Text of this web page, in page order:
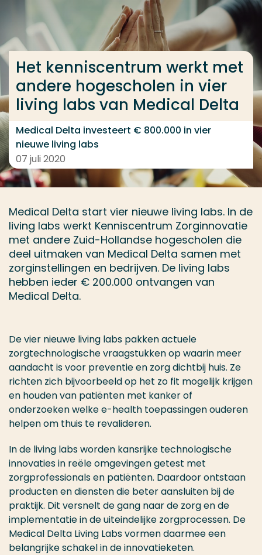
Ga direct naar de content
... > Living Labs Medical Delta
Het kenniscentrum werkt met
andere hogescholen in vier
living labs van Medical Delta
Medical Delta investeert € 800.000 in vier
nieuwe living labs
07 juli 2020
Medical Delta start vier nieuwe living labs. In de
living labs werkt Kenniscentrum Zorginnovatie
met andere Zuid-Hollandse hogescholen die
deel uitmaken van Medical Delta samen met
zorginstellingen en bedrijven. De living labs
hebben ieder € 200.000 ontvangen van
Medical Delta.
De vier nieuwe living labs pakken actuele
zorgtechnologische vraagstukken op waarin meer
aandacht is voor preventie en zorg dichtbij huis. Ze
richten zich bijvoorbeeld op het zo fit mogelijk krijgen
en houden van patiënten met kanker of
onderzoeken welke e-health toepassingen ouderen
helpen om thuis te revalideren.
In de living labs worden kansrijke technologische
innovaties in reële omgevingen getest met
zorgprofessionals en patiënten. Daardoor ontstaan
producten en diensten die beter aansluiten bij de
praktijk. Dit versnelt de gang naar de zorg en de
implementatie in de uiteindelijke zorgprocessen. De
Medical Delta Living Labs vormen daarmee een
belangrijke schakel in de innovatieketen.
Veel gezocht
Opleiding
Contact